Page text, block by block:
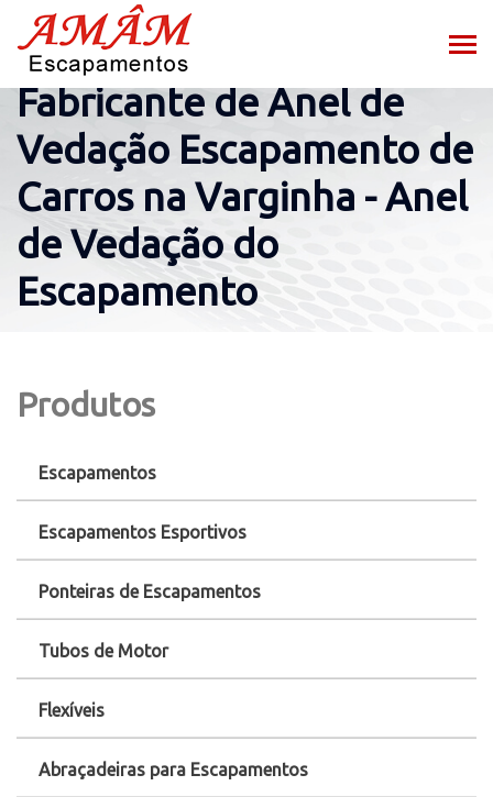
Fabricante de Anel de
Vedação Escapamento de
Carros na Varginha - Anel
de Vedação do
Escapamento
Produtos
Escapamentos
Escapamentos Esportivos
Ponteiras de Escapamentos
Tubos de Motor
Flexíveis
Abraçadeiras para Escapamentos